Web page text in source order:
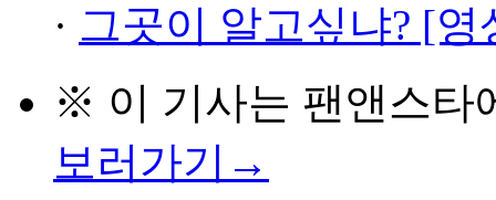
· 그곳이 알고싶냐? [
※ 이 기사는 팬앤스타
보러가기→